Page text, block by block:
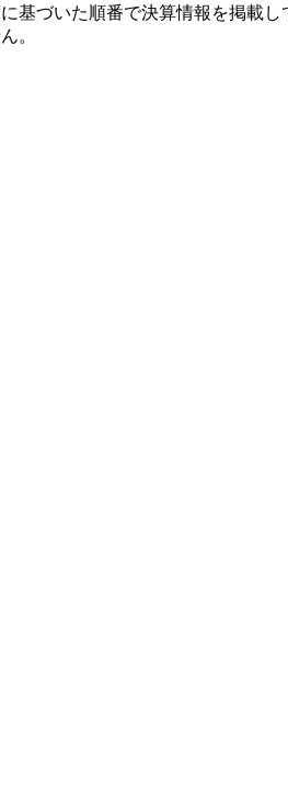
基づいた順番で決算情報を掲載
。